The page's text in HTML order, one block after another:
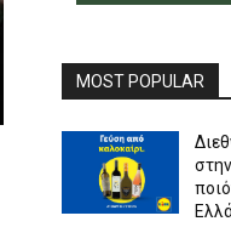
MOST POPULAR